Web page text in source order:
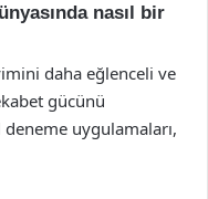
nasıl bir
daha eğlenceli ve
gücünü
deneme uygulamaları,